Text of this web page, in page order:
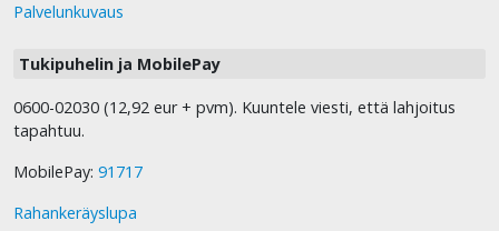
Palvelunkuvaus
Tukipuhelin ja MobilePay
0600-02030 (12,92 eur + pvm). Kuuntele viesti, että lahjoitus
tapahtuu.
MobilePay: 91717
Rahankeräyslupa